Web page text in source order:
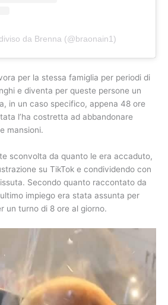
da Brenna (@braonain1)
per la stessa famiglia per periodi di
e diventa per queste persone un
in un caso specifico, appena 48 ore
l’ha costretta ad abbandonare
mansioni.
sconvolta da quanto le era accaduto,
su TikTok e condividendo con
Secondo quanto raccontato da
impiego era stata assunta per
un turno di 8 ore al giorno.